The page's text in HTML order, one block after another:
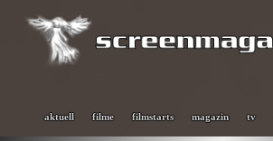
aktuell filme filmstarts magazin tv